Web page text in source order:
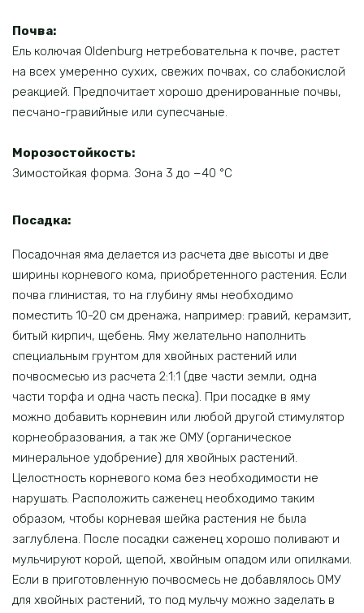
Почва:
Ель колючая Oldenburg нетребовательна к почве, растет
на всех умеренно сухих, свежих почвах, со слабокислой
реакцией. Предпочитает хорошо дренированные почвы,
песчано-гравийные или супесчаные.
Морозостойкость:
Зимостойкая форма. Зона 3 до −40 °C
Посадка:
Посадочная яма делается из расчета две высоты и две
ширины корневого кома, приобретенного растения. Если
почва глинистая, то на глубину ямы необходимо
поместить 10-20 см дренажа, например: гравий, керамзит,
битый кирпич, щебень. Яму желательно наполнить
специальным грунтом для хвойных растений или
почвосмесью из расчета 2:1:1 (две части земли, одна
части торфа и одна часть песка). При посадке в яму
можно добавить корневин или любой другой стимулятор
корнеобразования, а так же ОМУ (органическое
минеральное удобрение) для хвойных растений.
Целостность корневого кома без необходимости не
нарушать. Расположить саженец необходимо таким
образом, чтобы корневая шейка растения не была
заглублена. После посадки саженец хорошо поливают и
мульчируют корой, щепой, хвойным опадом или опилками.
Если в приготовленную почвосмесь не добавлялось ОМУ
для хвойных растений, то под мульчу можно заделать в